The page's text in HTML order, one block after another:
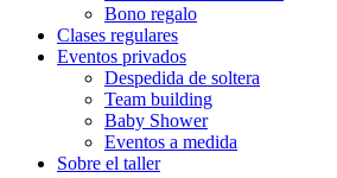
Bono regalo
Clases regulares
Eventos privados
Despedida de soltera
Team building
Baby Shower
Eventos a medida
Sobre el taller